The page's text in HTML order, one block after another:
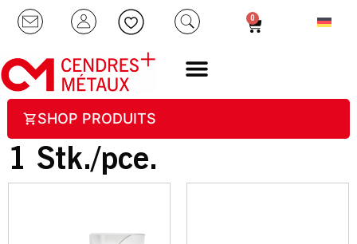
0
SHOP PRODUITS
1 Stk./pce.